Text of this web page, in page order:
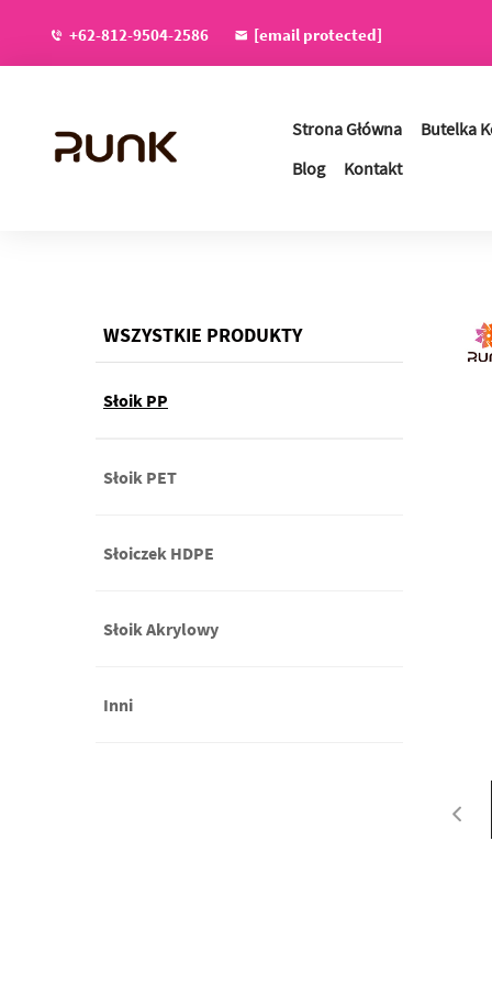
+62-812-9504-2586 [email protected]
Strona Główna
Butelka
Blog
Kontakt
WSZYSTKIE PRODUKTY
Słoik PP
Słoik PET
Słoiczek HDPE
Słoik Akrylowy
Inni